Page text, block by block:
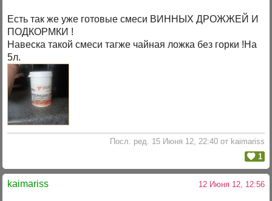
Есть так же уже готовые смеси ВИННЫХ ДРОЖЖЕЙ И
ПОДКОРМКИ !
Навеска такой смеси тагже чайная ложка без горки !На
5л.
Посл. ред. 15 Июня 12, 22:40 от kaimariss
1
kaimariss 12 Июня 12, 12:56